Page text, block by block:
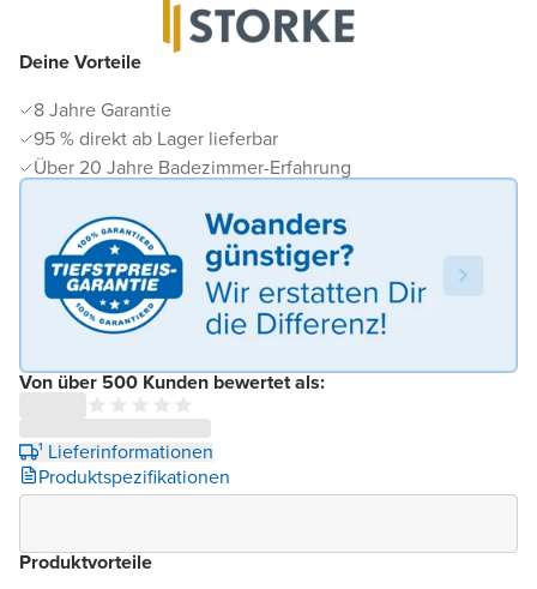
Deine Vorteile
8 Jahre Garantie
95 % direkt ab Lager lieferbar
Über 20 Jahre Badezimmer-Erfahrung
Von über 500 Kunden bewertet als:
¹ Lieferinformationen
Produktspezifikationen
Produktvorteile